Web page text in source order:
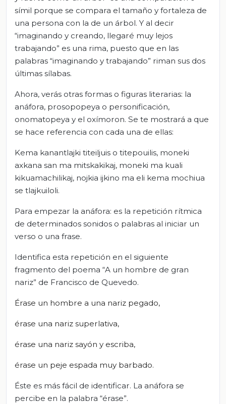
símil porque se compara el tamaño y fortaleza de
una persona con la de un árbol. Y al decir
“imaginando y creando, llegaré muy lejos
trabajando” es una rima, puesto que en las
palabras “imaginando y trabajando” riman sus dos
últimas sílabas.
Ahora, verás otras formas o figuras literarias: la
anáfora, prosopopeya o personificación,
onomatopeya y el oxímoron. Se te mostrará a que
se hace referencia con cada una de ellas:
Kema kanantlajki titeiljuis o titepouilis, moneki
axkana san ma mitskakikaj, moneki ma kuali
kikuamachilikaj, nojkia ijkino ma eli kema mochiua
se tlajkuiloli.
Para empezar la anáfora: es la repetición rítmica
de determinados sonidos o palabras al iniciar un
verso o una frase.
Identifica esta repetición en el siguiente
fragmento del poema “A un hombre de gran
nariz” de Francisco de Quevedo.
Érase un hombre a una nariz pegado,
érase una nariz superlativa,
érase una nariz sayón y escriba,
érase un peje espada muy barbado.
Éste es más fácil de identificar. La anáfora se
percibe en la palabra “érase”.